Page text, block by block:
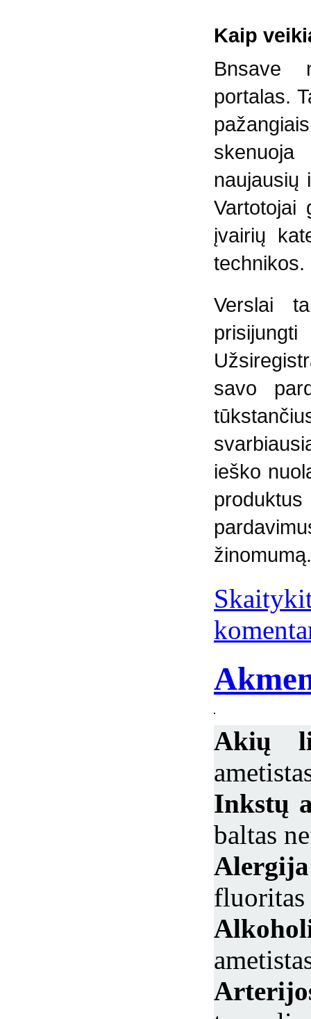
Kaip
Bnsave
portalas.
naujausių
Vartotojai
įvairių
technikos.
Verslai
savo
ieško
žinomumą.
Akių
Inkstų
baltas
fluoritas